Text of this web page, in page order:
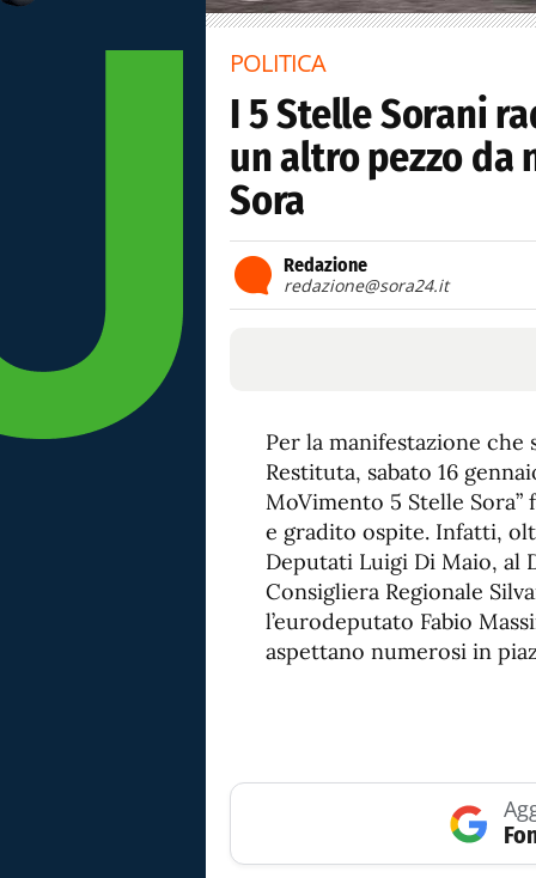
POLITICA
I 5 Stelle Sorani
un altro pezzo da
Sora
Redazione
redazione@sora24.it
Per la manifestazione che
Restituta, sabato 16
MoVimento 5 Stelle
e gradito ospite. Infatti,
Deputati Luigi Di Maio, al
Consigliera Regionale
l’eurodeputato Fabio
aspettano numerosi in